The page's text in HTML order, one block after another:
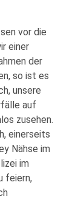
vor die
einer
der
so ist es
unsere
auf
zusehen.
einerseits
Nähse im
im
feiern,